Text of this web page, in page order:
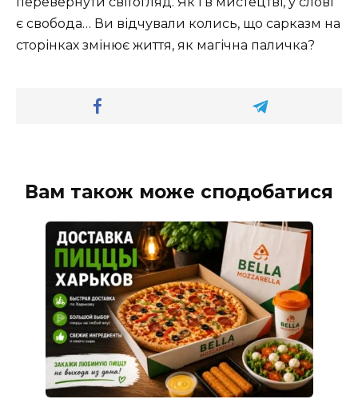
є свобода… Ви відчували колись, що сарказм на
сторінках змінює життя, як магічна паличка?
Вам також може сподобатися